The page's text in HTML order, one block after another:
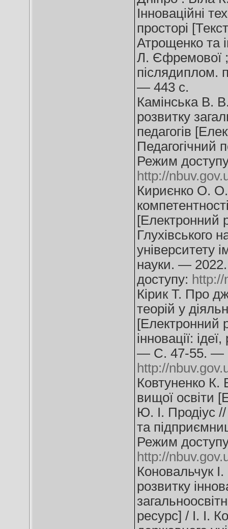
Інноваційні
просторі
Атрощенко та
Л. Єфремової
післядиплом.
— 443 с.
Камінська В.
розвитку
педагогів
Режим
http://
Кириєнко О. О.
[Електронний
Глухівського
університету
науки. —
доступу:
Кірик Т. Про
теорій у
[Електронний
інновації:
— С. 47-55. —
http://
Ковтуненко К.
вищої освіти
Ю. І. Продіус
та
Режим
http://
Коновальчук
розвитку
ресурс] / І. І.